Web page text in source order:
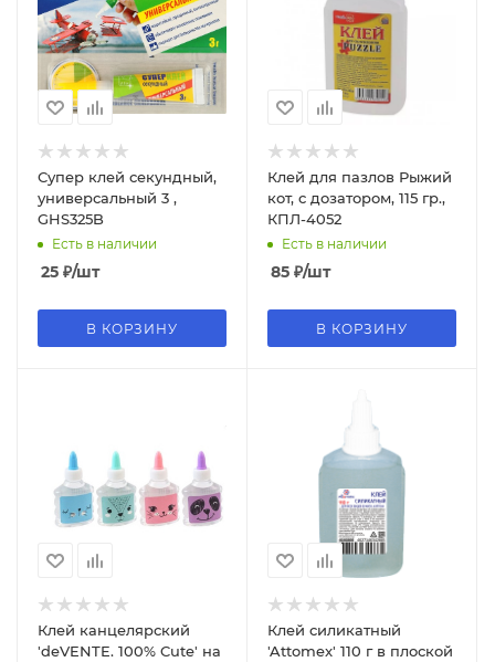
Супер клей секундный,
универсальный 3 ,
GHS325B
Есть в наличии
25 ₽/шт
В КОРЗИНУ
Клей для пазлов Рыжий
кот, с дозатором, 115 гр.,
КПЛ-4052
Есть в наличии
85 ₽/шт
В КОРЗИНУ
Клей канцелярский
'deVENTE. 100% Cute' на
Клей силикатный
'Attomex' 110 г в плоской